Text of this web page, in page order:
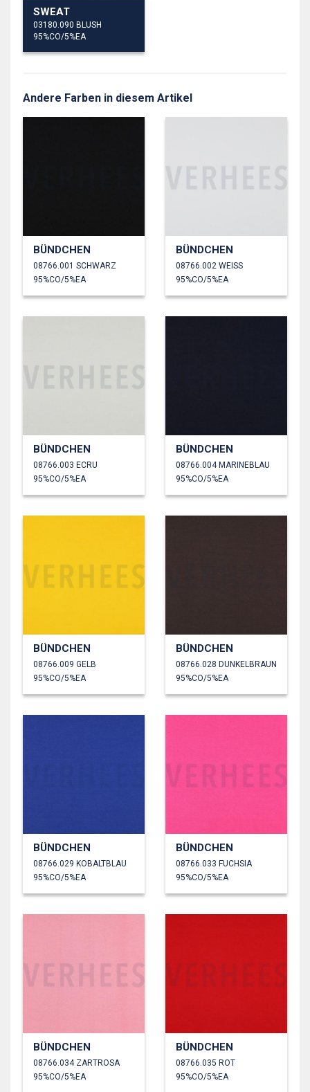
SWEAT
03180.090 BLUSH
95%CO/5%EA
Andere Farben in diesem Artikel
BÜNDCHEN
08766.001 SCHWARZ
95%CO/5%EA
BÜNDCHEN
08766.002 WEISS
95%CO/5%EA
BÜNDCHEN
08766.003 ECRU
95%CO/5%EA
BÜNDCHEN
08766.004 MARINEBLAU
95%CO/5%EA
BÜNDCHEN
08766.009 GELB
95%CO/5%EA
BÜNDCHEN
08766.028 DUNKELBRAUN
95%CO/5%EA
BÜNDCHEN
08766.029 KOBALTBLAU
95%CO/5%EA
BÜNDCHEN
08766.033 FUCHSIA
95%CO/5%EA
BÜNDCHEN
08766.034 ZARTROSA
95%CO/5%EA
BÜNDCHEN
08766.035 ROT
95%CO/5%EA